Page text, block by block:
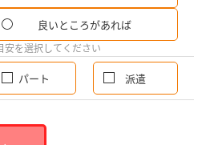
良いところがあれば
安を選択してください
パート 派遣